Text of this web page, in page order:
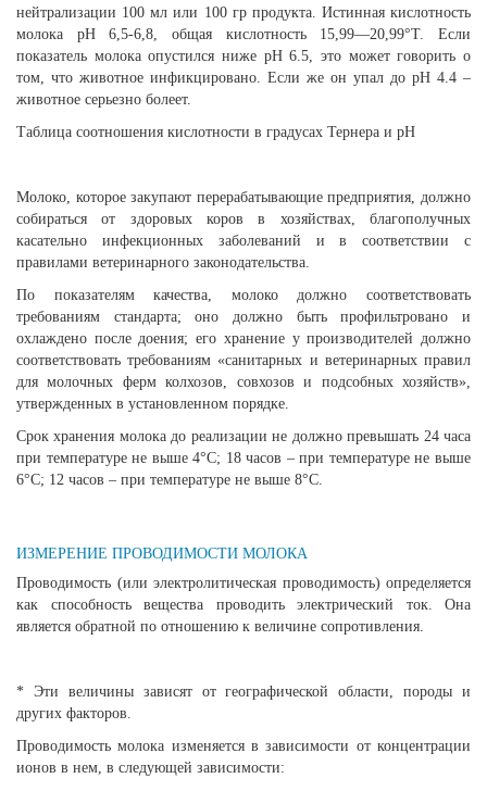
нейтрализации 100 мл или 100 гр продукта. Истинная кислотность
молока pH 6,5-6,8, общая кислотность 15,99—20,99°Т. Если
показатель молока опустился ниже pH 6.5, это может говорить о
том, что животное инфикцировано. Если же он упал до pH 4.4 –
животное серьезно болеет.
Таблица соотношения кислотности в градусах Тернера и рН
Молоко, которое закупают перерабатывающие предприятия, должно
собираться от здоровых коров в хозяйствах, благополучных
касательно инфекционных заболеваний и в соответствии с
правилами ветеринарного законодательства.
По показателям качества, молоко должно соответствовать
требованиям стандарта; оно должно быть профильтровано и
охлаждено после доения; его хранение у производителей должно
соответствовать требованиям «санитарных и ветеринарных правил
для молочных ферм колхозов, совхозов и подсобных хозяйств»,
утвержденных в установленном порядке.
Срок хранения молока до реализации не должно превышать 24 часа
при температуре не выше 4°С; 18 часов – при температуре не выше
6°С; 12 часов – при температуре не выше 8°С.
ИЗМЕРЕНИЕ ПРОВОДИМОСТИ МОЛОКА
Проводимость (или электролитическая проводимость) определяется
как способность вещества проводить электрический ток. Она
является обратной по отношению к величине сопротивления.
* Эти величины зависят от географической области, породы и
других факторов.
Проводимость молока изменяется в зависимости от концентрации
ионов в нем, в следующей зависимости: